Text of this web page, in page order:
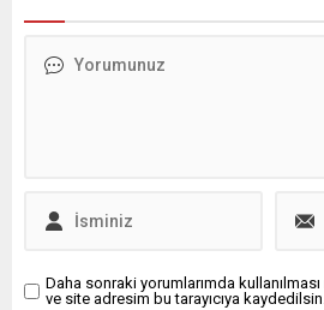
Daha sonraki yorumlarımda
ve site adresim bu tarayıcıya